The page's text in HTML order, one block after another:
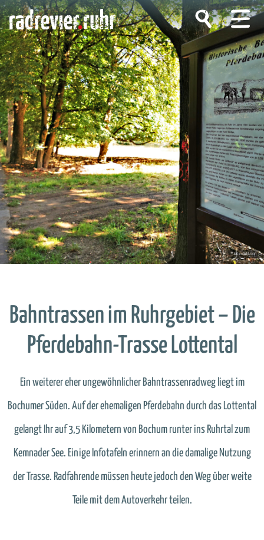
Bahntrassen im Ruhrgebiet – Die
Pferdebahn-Trasse Lottental
Ein weiterer eher ungewöhnlicher Bahntrassenradweg liegt im
Bochumer Süden. Auf der ehemaligen Pferdebahn durch das Lottental
gelangt Ihr auf 3,5 Kilometern von Bochum runter ins Ruhrtal zum
Kemnader See. Einige Infotafeln erinnern an die damalige Nutzung
der Trasse. Radfahrende müssen heute jedoch den Weg über weite
Teile mit dem Autoverkehr teilen.